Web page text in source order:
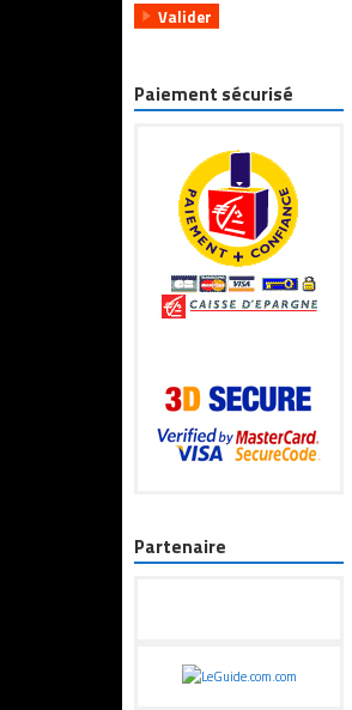
Paiement sécurisé
Partenaire